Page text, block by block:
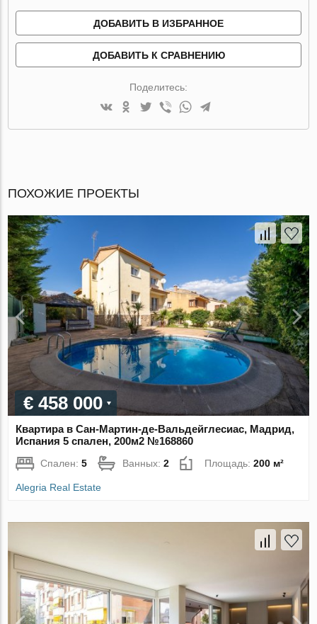
ДОБАВИТЬ В ИЗБРАННОЕ
ДОБАВИТЬ К СРАВНЕНИЮ
Поделитесь:
ПОХОЖИЕ ПРОЕКТЫ
€ 458 000
Квартира в Сан-Мартин-де-Вальдейглесиас, Мадрид,
Испания 5 спален, 200м2 №168860
Спален:5 Ванных:2 Площадь:200 м²
Alegria Real Estate